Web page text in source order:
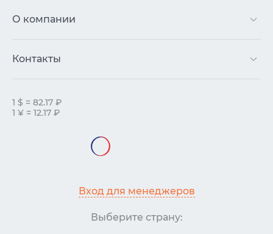
О компании
Контакты
1 $ = 82.17 ₽
1 ¥ = 12.17 ₽
Вход для менеджеров
Выберите страну: